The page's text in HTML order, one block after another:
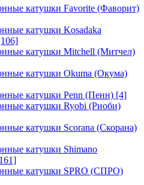
катушки Favorite (Фаворит)
катушки Kosadaka
катушки Mitchell (Митчел)
катушки Okuma (Окума)
катушки Penn (Пенн) [4]
катушки Ryobi (Риоби)
катушки Scorana (Скорана)
катушки Shimano
катушки SPRO (СПРО)